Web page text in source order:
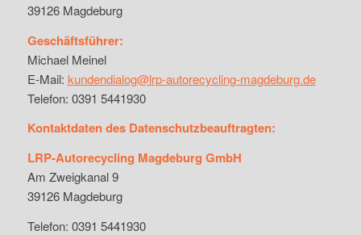
39126 Magdeburg
Geschäftsführer:
Michael Meinel
E-Mail: kundendialog@lrp-autorecycling-magdeburg.de
Telefon: 0391 5441930
Kontaktdaten des Datenschutzbeauftragten:
LRP-Autorecycling Magdeburg GmbH
Am Zweigkanal 9
39126 Magdeburg
Telefon: 0391 5441930